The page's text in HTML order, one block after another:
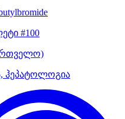
#100
ჰეპატოლოგია